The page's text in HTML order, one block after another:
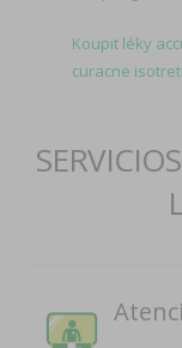
Koupit léky
curacne